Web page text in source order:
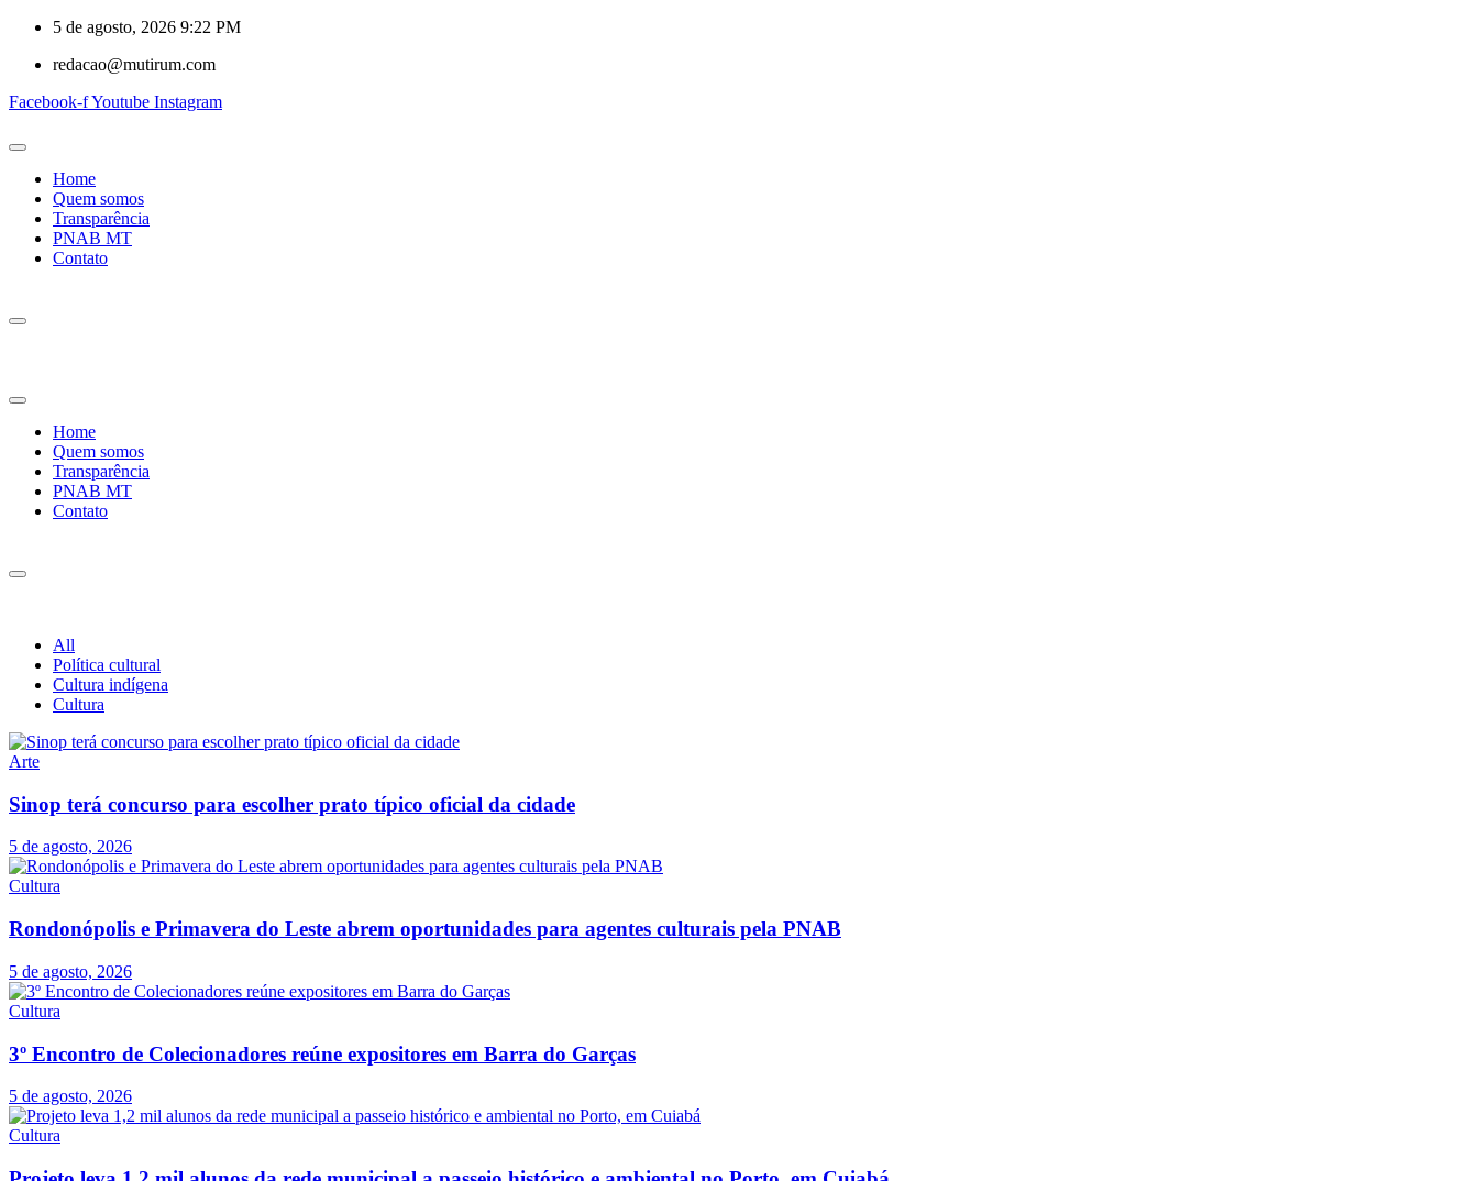
5 de agosto, 2026 9:22 PM
redacao@mutirum.com
Facebook-fYoutube Instagram
Home
Quem somos
Transparência
PNAB MT
Contato
Home
Quem somos
Transparência
PNAB MT
Contato
All
Política cultural
Cultura indígena
Cultura
Arte
Sinop terá concurso para escolher prato típico oficial da cidade
5 de agosto, 2026
Cultura
Rondonópolis e Primavera do Leste abrem oportunidades para agentes culturais pela PNAB
5 de agosto, 2026
Cultura
3º Encontro de Colecionadores reúne expositores em Barra do Garças
5 de agosto, 2026
Cultura